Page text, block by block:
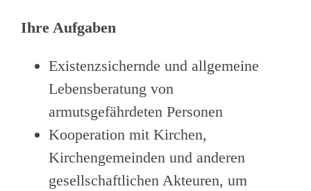
Ihre Aufgaben
Existenzsichernde und allgemeine
Lebensberatung von
armutsgefährdeten Personen
Kooperation mit Kirchen,
Kirchengemeinden und anderen
gesellschaftlichen Akteuren, um